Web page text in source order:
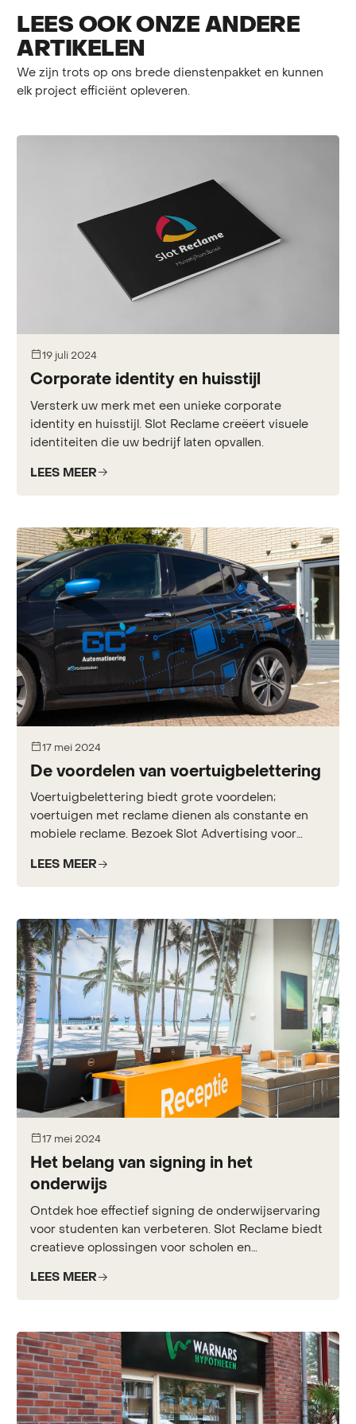
LEES OOK ONZE ANDERE
ARTIKELEN
We zijn trots op ons brede dienstenpakket en kunnen
elk project efficiënt opleveren.
19 juli 2024
Corporate identity en huisstijl
Versterk uw merk met een unieke corporate
identity en huisstijl. Slot Reclame creëert visuele
identiteiten die uw bedrijf laten opvallen.
LEES MEER
17 mei 2024
De voordelen van voertuigbelettering
Voertuigbelettering biedt grote voordelen;
voertuigen met reclame dienen als constante en
mobiele reclame. Bezoek Slot Advertising voor
LEES MEER
17 mei 2024
Het belang van signing in het
onderwijs
Ontdek hoe effectief signing de onderwijservaring
voor studenten kan verbeteren. Slot Reclame biedt
creatieve oplossingen voor scholen en
LEES MEER